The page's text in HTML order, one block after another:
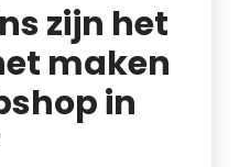
zijn het
maken
in